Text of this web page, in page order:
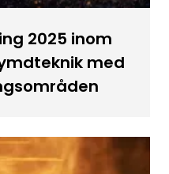
2025 inom
med